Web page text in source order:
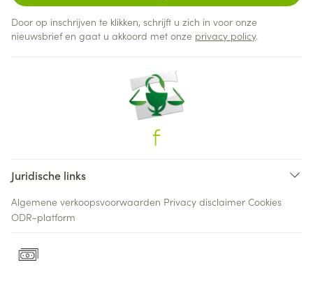
Door op inschrijven te klikken, schrijft u zich in voor onze
nieuwsbrief en gaat u akkoord met onze privacy policy.
Juridische links
Algemene verkoopsvoorwaarden Privacy disclaimer Cookies
ODR-platform